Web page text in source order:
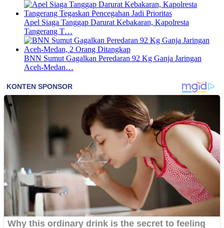
Apel Siaga Tanggap Darurat Kebakaran, Kapolresta
Tangerang T…
BNN Sumut Gagalkan Peredaran 92 Kg Ganja Jaringan
Aceh-Medan…